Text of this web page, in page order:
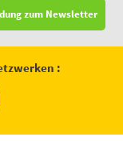
zum Newsletter
: